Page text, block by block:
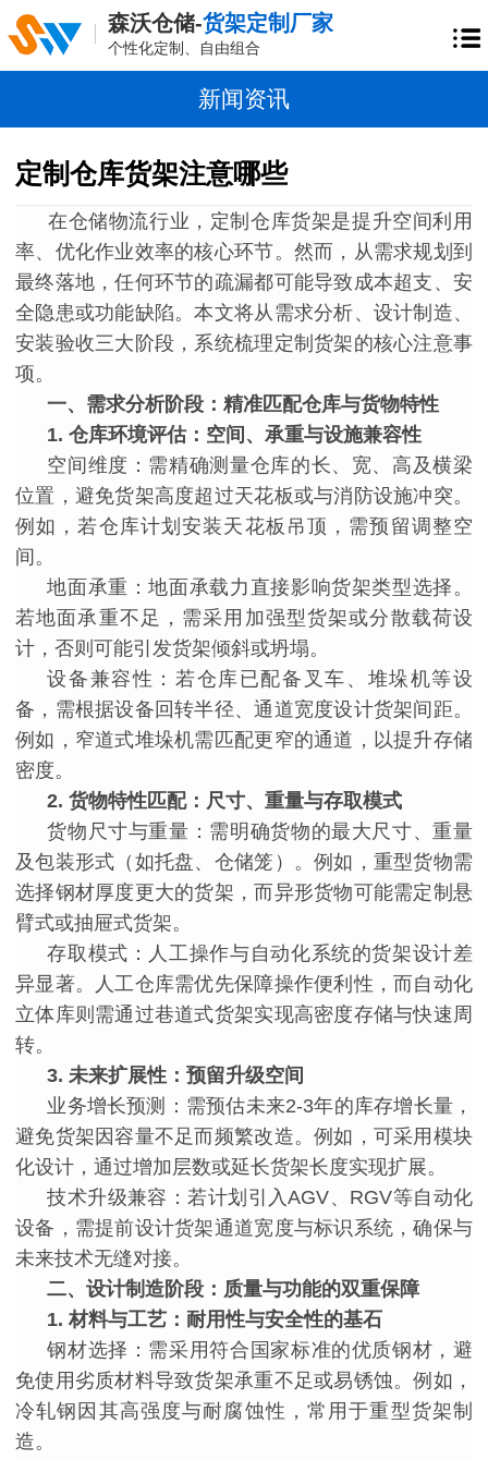
森沃仓储-货架定制厂家
个性化定制、自由组合
新闻资讯
定制仓库货架注意哪些
在仓储物流行业，定制仓库货架是提升空间利用
率、优化作业效率的核心环节。然而，从需求规划到
最终落地，任何环节的疏漏都可能导致成本超支、安
全隐患或功能缺陷。本文将从需求分析、设计制造、
安装验收三大阶段，系统梳理定制货架的核心注意事
项。
一、需求分析阶段：精准匹配仓库与货物特性
1. 仓库环境评估：空间、承重与设施兼容性
空间维度：需精确测量仓库的长、宽、高及横梁
位置，避免货架高度超过天花板或与消防设施冲突。
例如，若仓库计划安装天花板吊顶，需预留调整空
间。
地面承重：地面承载力直接影响货架类型选择。
若地面承重不足，需采用加强型货架或分散载荷设
计，否则可能引发货架倾斜或坍塌。
设备兼容性：若仓库已配备叉车、堆垛机等设
备，需根据设备回转半径、通道宽度设计货架间距。
例如，窄道式堆垛机需匹配更窄的通道，以提升存储
密度。
2. 货物特性匹配：尺寸、重量与存取模式
货物尺寸与重量：需明确货物的最大尺寸、重量
及包装形式（如托盘、仓储笼）。例如，重型货物需
选择钢材厚度更大的货架，而异形货物可能需定制悬
臂式或抽屉式货架。
存取模式：人工操作与自动化系统的货架设计差
异显著。人工仓库需优先保障操作便利性，而自动化
立体库则需通过巷道式货架实现高密度存储与快速周
转。
3. 未来扩展性：预留升级空间
业务增长预测：需预估未来2-3年的库存增长量，
避免货架因容量不足而频繁改造。例如，可采用模块
化设计，通过增加层数或延长货架长度实现扩展。
技术升级兼容：若计划引入AGV、RGV等自动化
设备，需提前设计货架通道宽度与标识系统，确保与
未来技术无缝对接。
二、设计制造阶段：质量与功能的双重保障
1. 材料与工艺：耐用性与安全性的基石
钢材选择：需采用符合国家标准的优质钢材，避
免使用劣质材料导致货架承重不足或易锈蚀。例如，
冷轧钢因其高强度与耐腐蚀性，常用于重型货架制
造。